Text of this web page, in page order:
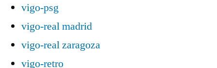
vigo-psg
vigo-real madrid
vigo-real zaragoza
vigo-retro